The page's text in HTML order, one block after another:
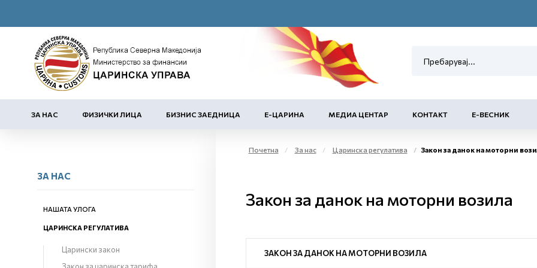
ЗА НАС ФИЗИЧКИ ЛИЦА БИЗНИС ЗАЕДНИЦА Е-ЦАРИНА МЕДИА ЦЕНТАР КОНТАКТ Е-ВЕСНИК
ЗА НАС
НАШАТА УЛОГА
ЦАРИНСКА РЕГУЛАТИВА
Царински закон
Почетна За нас Царинска регулатива Закон за данок на моторни
Закон за данок на моторни возила
ЗАКОН ЗА ДАНОК НА МОТОРНИ ВОЗИЛА